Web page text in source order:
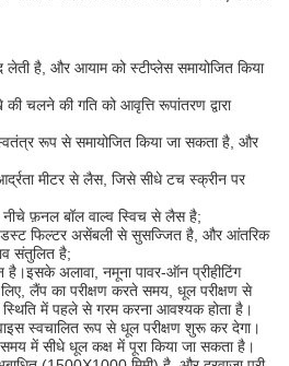
है, और आयाम को स्टीप्लेस समायोजित किया
चलने की गति को आवृत्ति रूपांतरण द्वारा
रूप से समायोजित किया जा सकता है, और
मीटर से लैस, जिसे सीधे टच स्क्रीन पर
फ़नल बॉल वाल्व स्विच से लैस है;
डस्ट फिल्टर असेंबली से सुसज्जित है, और आंतरिक
संतुलित है;
अलावा, नमूना पावर-ऑन प्रीहीटिंग
लैंप का परीक्षण करते समय, धूल परीक्षण से
में पहले से गरम करना आवश्यक होता है।
स्वचालित रूप से धूल परीक्षण शुरू कर देगा।
में सीधे धूल कक्ष में पूरा किया जा सकता है।